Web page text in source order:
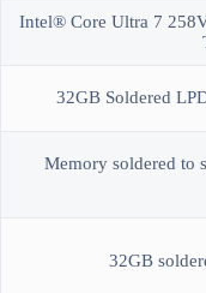
Intel® Core Ultra 7
32GB Soldered
Memory soldered to
32GB